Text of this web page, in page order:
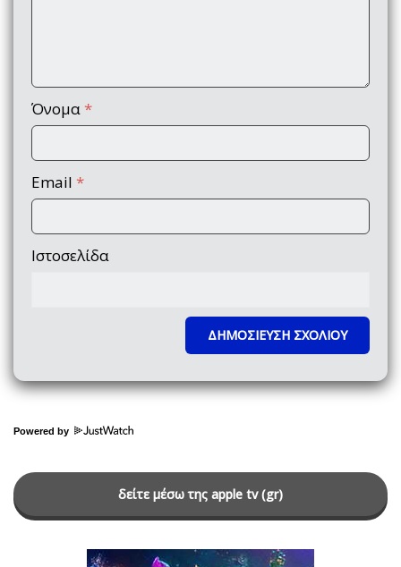
Όνομα *
Email *
Ιστοσελίδα
Powered by
δείτε μέσω της apple tv (gr)